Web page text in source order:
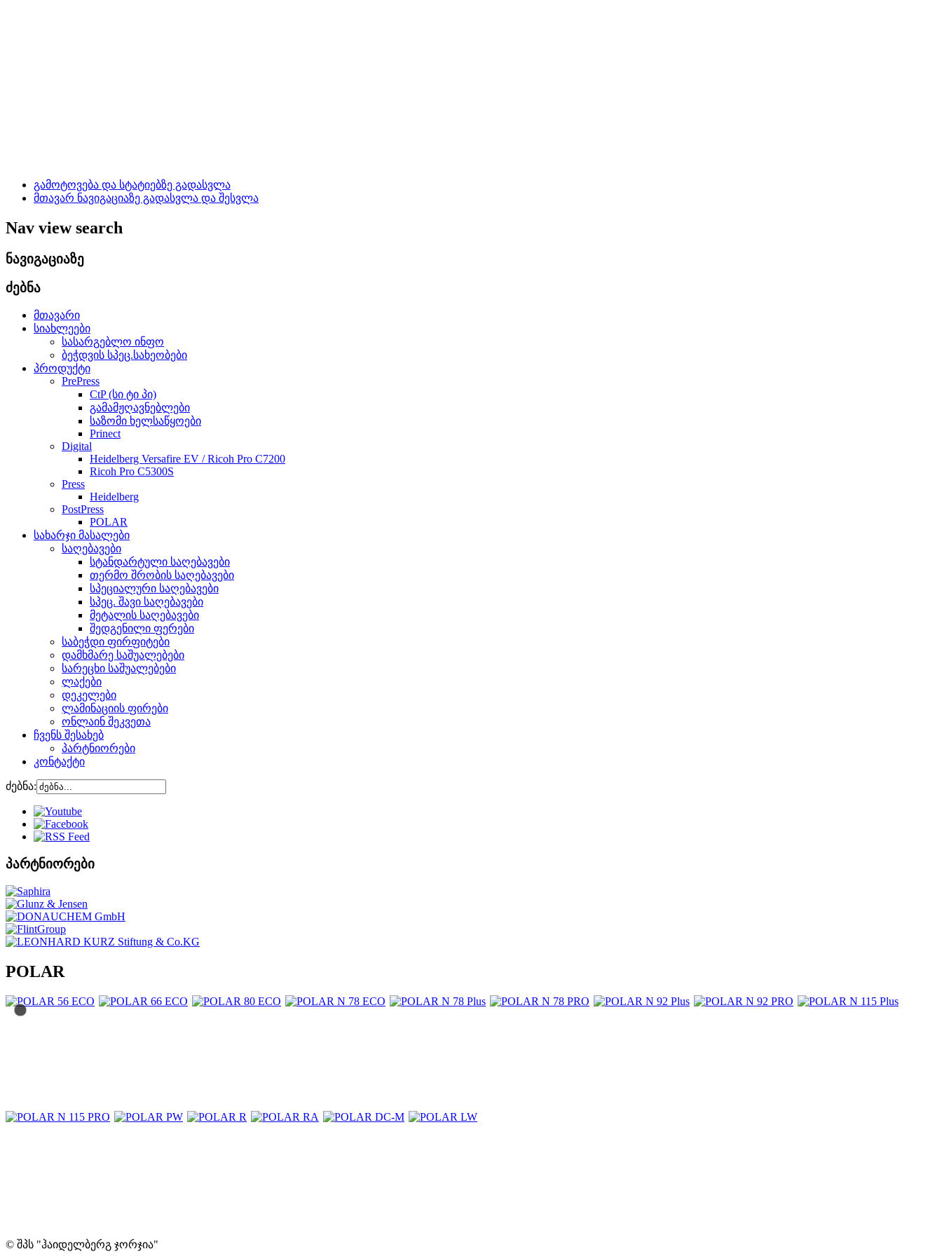
გამოტოვება და სტატიებზე გადასვლა
მთავარ ნავიგაციაზე გადასვლა და შესვლა
Nav view search
ნავიგაციაზე
ძებნა
მთავარი
სიახლეები
სასარგებლო ინფო
ბეჭდვის სპეც.სახეობები
პროდუქტი
PrePress
CtP (სი ტი პი)
გამამჟღავნებლები
საზომი ხელსაწყოები
Prinect
Digital
Heidelberg Versafire EV / Ricoh Pro C7200
Ricoh Pro C5300S
Press
Heidelberg
PostPress
POLAR
სახარჯი მასალები
საღებავები
სტანდარტული საღებავები
თერმო შრობის საღებავები
სპეციალური საღებავები
სპეც. შავი საღებავები
მეტალის საღებავები
შედგენილი ფერები
საბეჭდი ფირფიტები
დამხმარე საშუალებები
სარეცხი საშუალებები
ლაქები
დეკელები
ლამინაციის ფირები
ონლაინ შეკვეთა
ჩვენს შესახებ
პარტნიორები
კონტაქტი
ძებნა:
პარტნიორები
POLAR
© შპს "ჰაიდელბერგ ჯორჯია"